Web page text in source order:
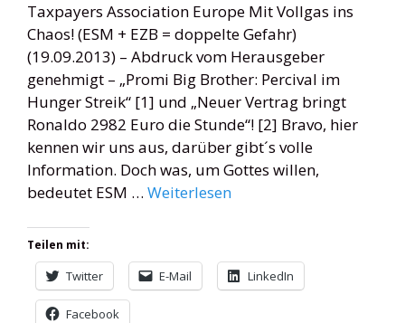
Taxpayers Association Europe Mit Vollgas ins
Chaos! (ESM + EZB = doppelte Gefahr)
(19.09.2013) – Abdruck vom Herausgeber
genehmigt – „Promi Big Brother: Percival im
Hunger Streik“ [1] und „Neuer Vertrag bringt
Ronaldo 2982 Euro die Stunde“! [2] Bravo, hier
kennen wir uns aus, darüber gibt´s volle
Information. Doch was, um Gottes willen,
bedeutet ESM … Weiterlesen
Teilen mit:
Twitter E-Mail LinkedIn
Facebook